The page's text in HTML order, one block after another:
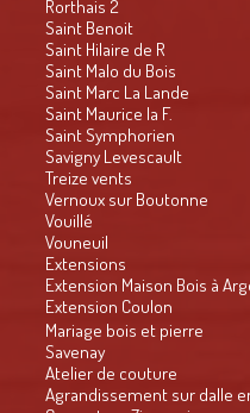
Rorthais 2
Saint Benoit
Saint Hilaire de R
Saint Malo du Bois
Saint Marc La Lande
Saint Maurice la F.
Saint Symphorien
Savigny Levescault
Treize vents
Vernoux sur Boutonne
Vouillé
Vouneuil
Extensions
Extension Maison Bois à
Extension Coulon
Mariage bois et pierre
Savenay
Atelier de couture
Agrandissement sur dalle